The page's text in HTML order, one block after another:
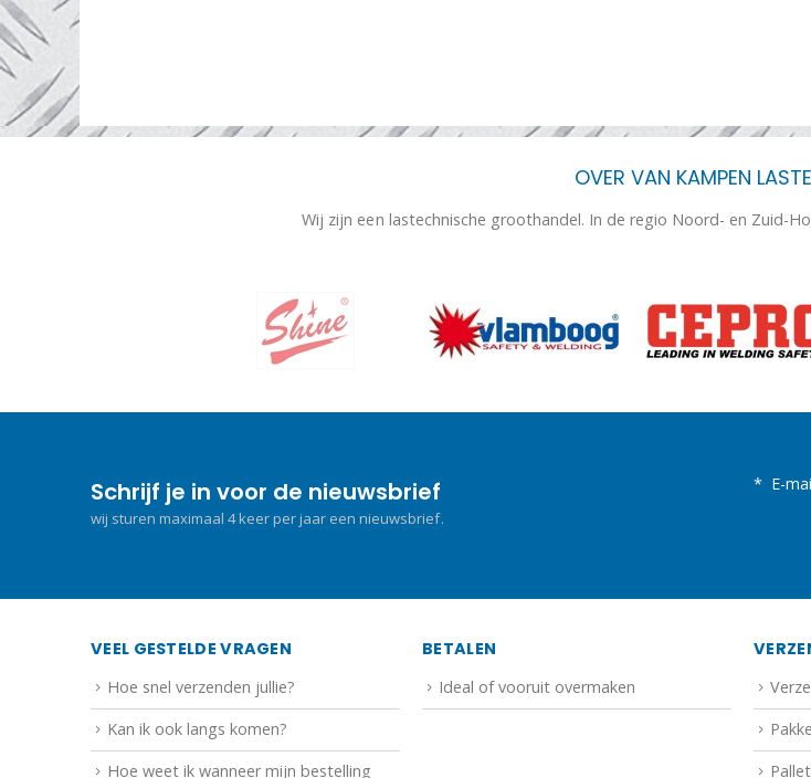
OVER VAN KAMPEN
Wij zijn een lastechnische groothandel. In de regio Noord- en Zuid-
Schrijf je in voor de nieuwsbrief
wij sturen maximaal 4 keer per jaar een nieuwsbrief.
* E-
VEEL GESTELDE VRAGEN
Hoe snel verzenden jullie?
Kan ik ook langs komen?
Hoe weet ik wanneer mijn bestelling
BETALEN
Ideal of vooruit overmaken